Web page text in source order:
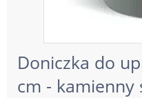
Doniczka do
cm - kamienny